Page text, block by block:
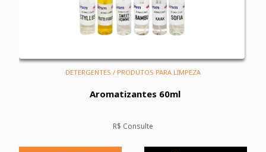
DETERGENTES / PRODUTOS PARA LIMPEZA
Aromatizantes 60ml
R$ Consulte